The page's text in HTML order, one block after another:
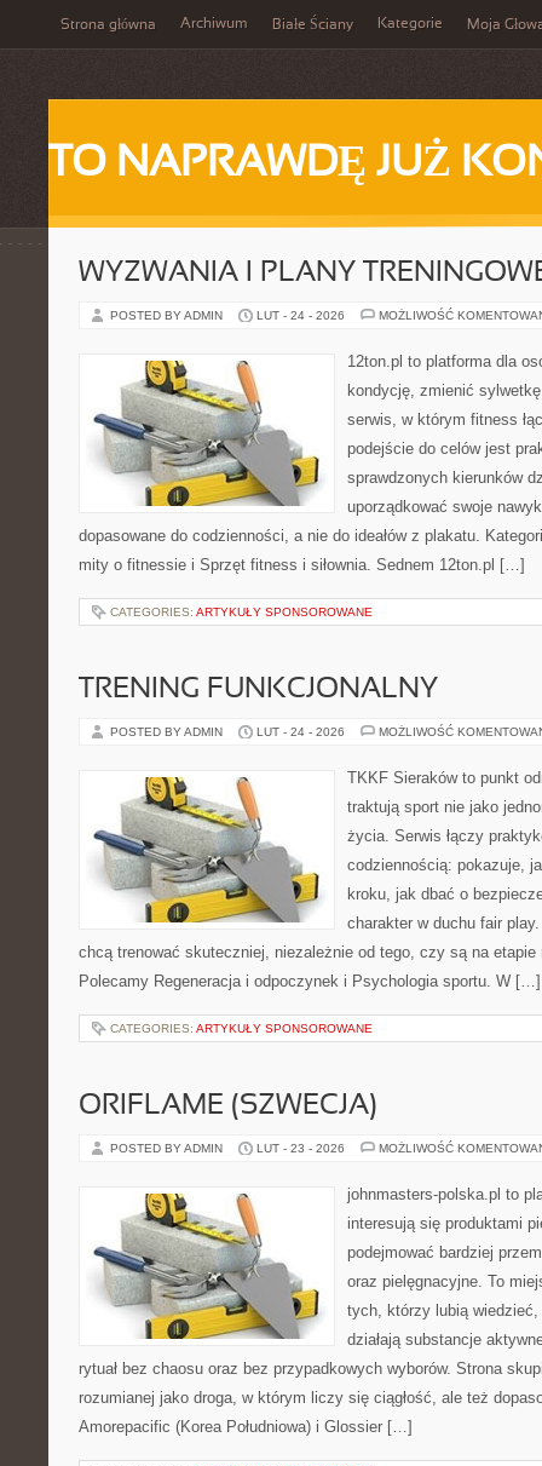
Strona główna Archiwum Białe Ściany Kategorie Moja
TO NAPRAWDĘ JUŻ
WYZWANIA I PLANY
POSTED BY ADMIN LUT - 24 - 2026 MOŻLIWOŚĆ
12ton.pl to platforma dla
kondycję, zmienić
serwis, w którym fitness
podejście do celów jest
sprawdzonych kierunków
uporządkować swoje
dopasowane do codzienności, a nie do ideałów z plakatu.
mity o fitnessie i Sprzęt fitness i siłownia. Sednem 12ton.pl […]
CATEGORIES: ARTYKUŁY SPONSOROWANE
TRENING FUNKCJONALNY
POSTED BY ADMIN LUT - 24 - 2026 MOŻLIWOŚĆ
TKKF Sieraków to punkt
traktują sport nie jako
życia. Serwis łączy
codziennością: pokazuje,
kroku, jak dbać o
charakter w duchu fair
chcą trenować skuteczniej, niezależnie od tego, czy są na etapie
Polecamy Regeneracja i odpoczynek i Psychologia sportu. W […]
CATEGORIES: ARTYKUŁY SPONSOROWANE
ORIFLAME (SZWECJA)
POSTED BY ADMIN LUT - 23 - 2026 MOŻLIWOŚĆ
johnmasters-polska.pl to
interesują się produktami
podejmować bardziej
oraz pielęgnacyjne. To
tych, którzy lubią wiedzieć,
działają substancje
rytuał bez chaosu oraz bez przypadkowych wyborów. Strona
rozumianej jako droga, w którym liczy się ciągłość, ale też
Amorepacific (Korea Południowa) i Glossier […]